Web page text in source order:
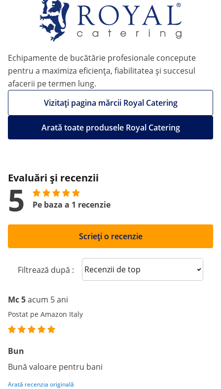
Echipamente de bucătărie profesionale concepute
pentru a maximiza eficiența, fiabilitatea și succesul
afacerii pe termen lung.
Vizitați pagina mărcii Royal Catering
Arată toate produsele Royal Catering
Evaluări și recenzii
5 Pe baza a 1 recenzie
Scrieți o recenzie
Filtrează după : Sort reviews
Mc 5acum 5 ani
Postat pe Amazon Italy
Bun
Bună valoare pentru bani
Arată recenzia originală